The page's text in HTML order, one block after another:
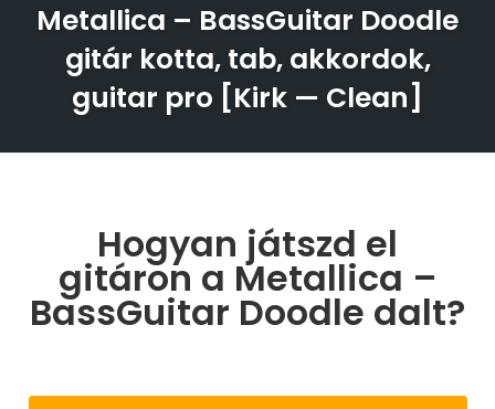
Metallica – BassGuitar Doodle
gitár kotta, tab, akkordok,
guitar pro [Kirk — Clean]
Hogyan játszd el
gitáron a Metallica –
BassGuitar Doodle dalt?